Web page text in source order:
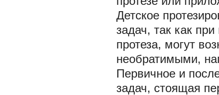
Детское
задач, так как
протеза, могут
необратимыми,
Первичное и
задач, стоящая